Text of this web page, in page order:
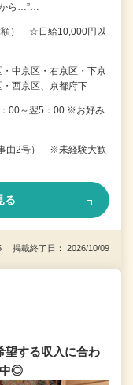
ら…”…
額） ☆日給10,000円以
中京区・右京区・下京
西京区、京都府下
00～翌5：00 ※お好み
由2号） ※未経験大歓
る
掲載終了日： 2026/10/09
望する収入に合わ
中◎